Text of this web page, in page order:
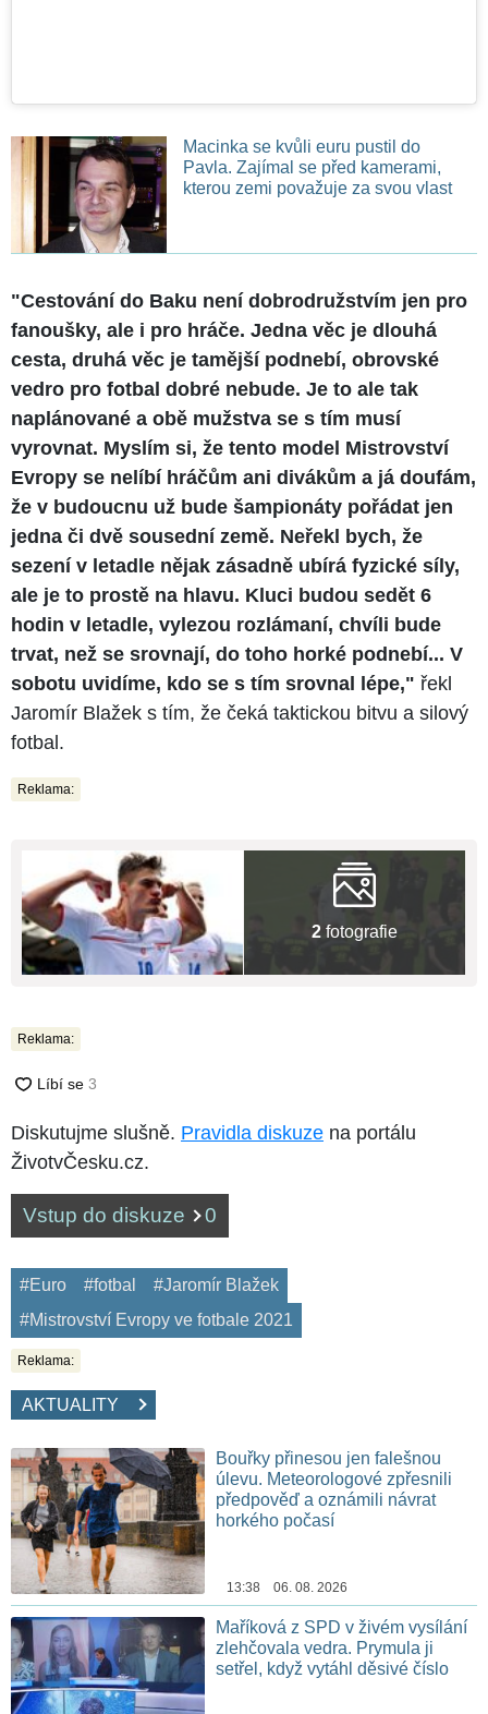
Macinka se kvůli euru pustil do
Pavla. Zajímal se před kamerami,
kterou zemi považuje za svou vlast
"Cestování do Baku není dobrodružstvím jen pro
fanoušky, ale i pro hráče. Jedna věc je dlouhá
cesta, druhá věc je tamější podnebí, obrovské
vedro pro fotbal dobré nebude. Je to ale tak
naplánované a obě mužstva se s tím musí
vyrovnat. Myslím si, že tento model Mistrovství
Evropy se nelíbí hráčům ani divákům a já doufám,
že v budoucnu už bude šampionáty pořádat jen
jedna či dvě sousední země. Neřekl bych, že
sezení v letadle nějak zásadně ubírá fyzické síly,
ale je to prostě na hlavu. Kluci budou sedět 6
hodin v letadle, vylezou rozlámaní, chvíli bude
trvat, než se srovnají, do toho horké podnebí... V
sobotu uvidíme, kdo se s tím srovnal lépe," řekl
Jaromír Blažek s tím, že čeká taktickou bitvu a silový
fotbal.
Reklama:
2 fotografie
Reklama:
Diskutujme slušně. Pravidla diskuze na portálu
ŽivotvČesku.cz.
Vstup do diskuze 0
#Euro #fotbal
#Jaromír Blažek
#Mistrovství Evropy ve fotbale 2021
Reklama:
AKTUALITY
Bouřky přinesou jen falešnou
úlevu. Meteorologové zpřesnili
předpověď a oznámili návrat
horkého počasí
13:38 06. 08. 2026
Maříková z SPD v živém vysílání
zlehčovala vedra. Prymula ji
setřel, když vytáhl děsivé číslo